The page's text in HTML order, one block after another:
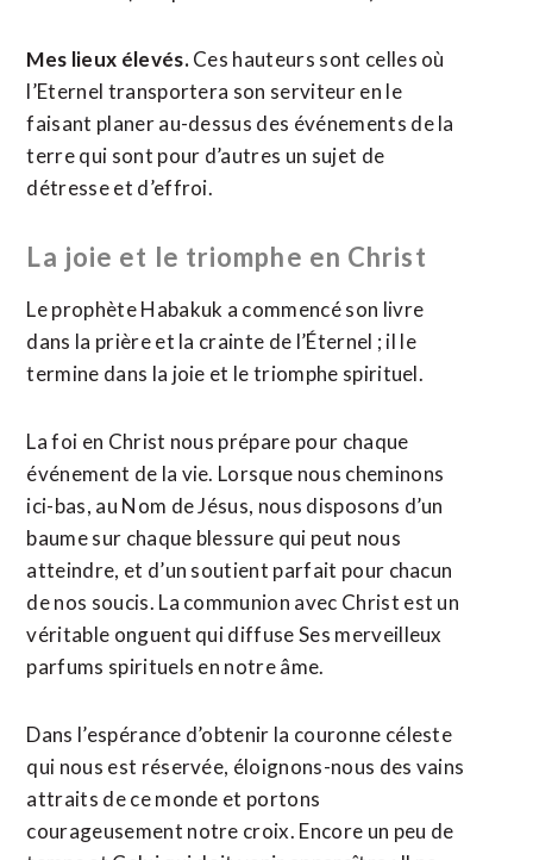
Mes lieux élevés.Ces hauteurs sont celles où
l’Eternel transportera son serviteur en le
faisant planer au-dessus des événements de la
terre qui sont pour d’autres un sujet de
détresse et d’effroi.
La joie et le triomphe en Christ
Le prophète Habakuk a commencé son livre
dans la prière et la crainte de l’Éternel ; il le
termine dans la joie et le triomphe spirituel.
La foi en Christ nous prépare pour chaque
événement de la vie. Lorsque nous cheminons
ici-bas, au Nom de Jésus, nous disposons d’un
baume sur chaque blessure qui peut nous
atteindre, et d’un soutient parfait pour chacun
de nos soucis. La communion avec Christ est un
véritable onguent qui diffuse Ses merveilleux
parfums spirituels en notre âme.
Dans l’espérance d’obtenir la couronne céleste
qui nous est réservée, éloignons-nous des vains
attraits de ce monde et portons
courageusement notre croix. Encore un peu de